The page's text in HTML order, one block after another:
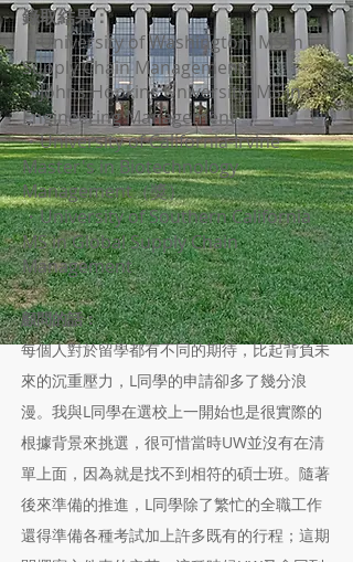
錄取結果：
・University of Washington MS in
Supply Chain Management
・Johns Hopkins University MS in
Engineering Management
・University of California-Irvine
Master's in Biotechnology
Management（獎）
・University of Southern California
MS in Global Supply Chain
Management
顧問的話：
每個人對於留學都有不同的期待，比起背負未
來的沉重壓力，L同學的申請卻多了幾分浪
漫。我與L同學在選校上一開始也是很實際的
根據背景來挑選，很可惜當時UW並沒有在清
單上面，因為就是找不到相符的碩士班。隨著
後來準備的推進，L同學除了繁忙的全職工作
還得準備各種考試加上許多既有的行程；這期